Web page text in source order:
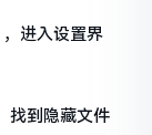
进入设置界
找到隐藏文件